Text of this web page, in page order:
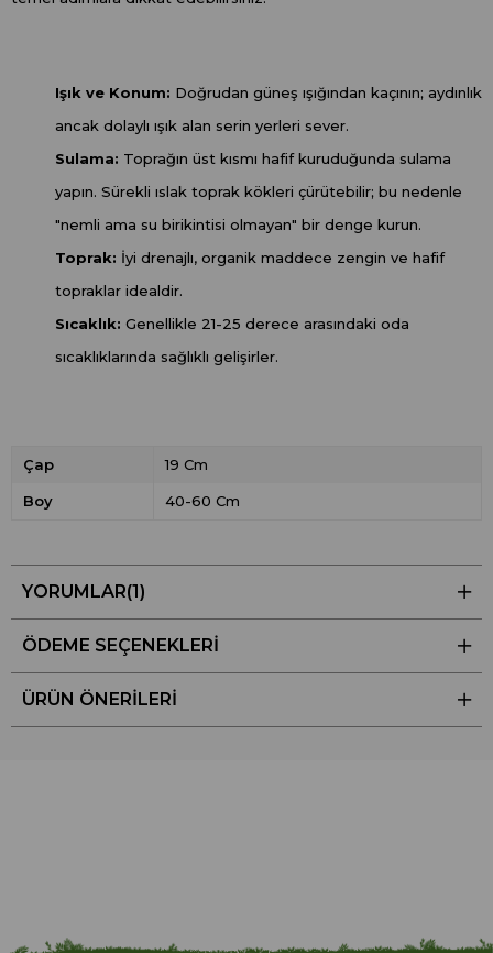
Işık ve Konum: Doğrudan güneş ışığından kaçının; aydınlık
ancak dolaylı ışık alan serin yerleri sever.
Sulama: Toprağın üst kısmı hafif kuruduğunda sulama
yapın. Sürekli ıslak toprak kökleri çürütebilir; bu nedenle
"nemli ama su birikintisi olmayan" bir denge kurun.
Toprak: İyi drenajlı, organik maddece zengin ve hafif
topraklar idealdir.
Sıcaklık: Genellikle 21-25 derece arasındaki oda
sıcaklıklarında sağlıklı gelişirler.
Çap 19 Cm
Boy 40-60 Cm
YORUMLAR(1)
ÖDEME SEÇENEKLERI
ÜRÜN ÖNERILERI